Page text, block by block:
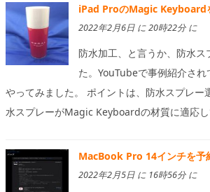
iPad ProのMagic Keyboard
2022年2月6日 に 20時22分 に
防水加工、と言うか、防水ス
た。YouTubeで事例紹介さ
やってみました。 ポイントは、防水スプレー
水スプレーがMagic Keyboardの材質に適応
MacBook Pro 14インチを予
2022年2月5日 に 16時56分 に